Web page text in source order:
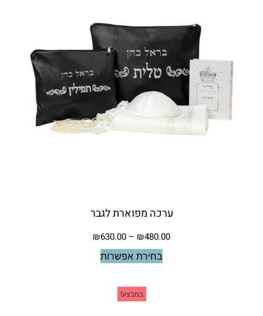
ערכה מפוארת לגבר
₪480.00
–
₪630.00
בחירת אפשרות
במבצע!